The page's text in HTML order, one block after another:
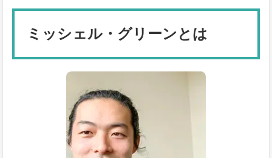
ミッシェル・グリーンとは